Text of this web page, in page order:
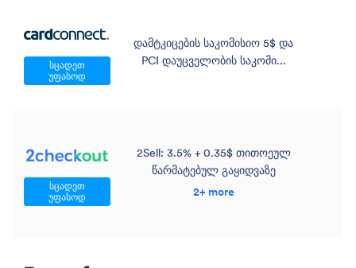
სცადეთ
უფასოდ
დამტკიცების საკომისიო 5$ და
PCI დაუცველობის საკომი...
სცადეთ
უფასოდ
2Sell: 3.5% + 0.35$ თითოეულ
წარმატებულ გაყიდვაზე
2+ more